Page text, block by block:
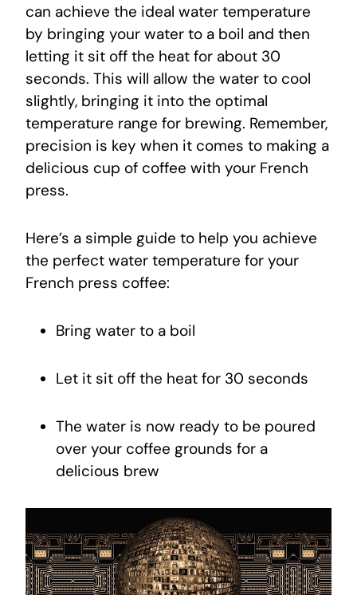
can achieve the ideal water temperature
by bringing your water to a boil and then
letting it sit off the heat for about 30
seconds. This will allow the water to cool
slightly, bringing it into the optimal
temperature range for brewing. Remember,
precision is key when it comes to making a
delicious cup of coffee with your French
press.
Here’s a simple guide to help you achieve
the perfect water temperature for your
French press coffee:
Bring water to a boil
Let it sit off the heat for 30 seconds
The water is now ready to be poured
over your coffee grounds for a
delicious brew